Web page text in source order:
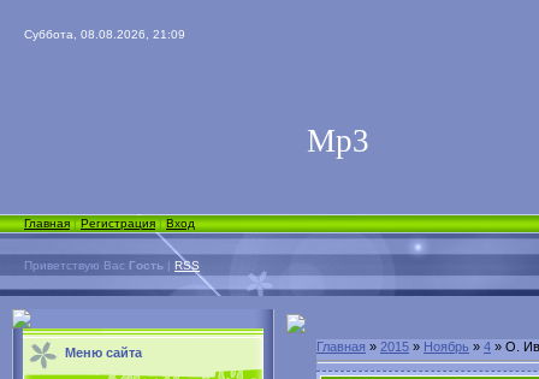
Суббота, 08.08.2026, 21:09
Мp3
Главная|Регистрация|Вход
Приветствую Вас Гость | RSS
Меню сайта Главная » 2015 » Ноябрь » 4 » О.